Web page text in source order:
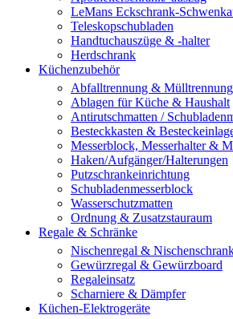
LeMans Eckschrank-
Teleskopschubladen
Handtuchauszüge & -halter
Herdschrank
Küchenzubehör
Abfalltrennung & Mülltrennung
Ablagen für Küche & Haushalt
Antirutschmatten /
Besteckkasten &
Messerblock, Messerhalter &
Haken/Aufgänger/Halterungen
Putzschrankeinrichtung
Schubladenmesserblock
Wasserschutzmatten
Ordnung & Zusatzstauraum
Regale & Schränke
Nischenregal &
Gewürzregal & Gewürzboard
Regaleinsatz
Scharniere & Dämpfer
Küchen-Elektrogeräte